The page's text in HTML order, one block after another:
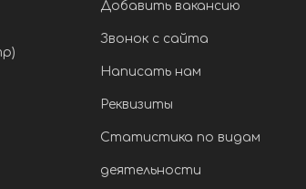
Добавить вакансию
Звонок с сайта
Написать нам
Реквизиты
Статистика по видам
деятельности